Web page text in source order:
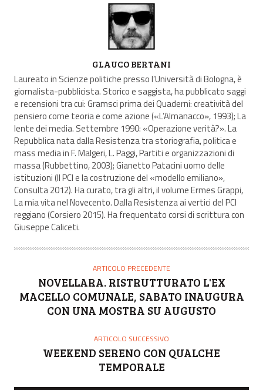
U
T
O
R
E
GLAUCO BERTANI
Laureato in Scienze politiche presso l’Università di Bologna, è
giornalista-pubblicista. Storico e saggista, ha pubblicato saggi
e recensioni tra cui: Gramsci prima dei Quaderni: creatività del
pensiero come teoria e come azione («L’Almanacco», 1993); La
lente dei media. Settembre 1990: «Operazione verità?». La
Repubblica nata dalla Resistenza tra storiografia, politica e
mass media in F. Malgeri, L. Paggi, Partiti e organizzazioni di
massa (Rubbettino, 2003); Gianetto Patacini uomo delle
istituzioni (Il PCI e la costruzione del «modello emiliano»,
Consulta 2012). Ha curato, tra gli altri, il volume Ermes Grappi,
La mia vita nel Novecento. Dalla Resistenza ai vertici del PCI
reggiano (Corsiero 2015). Ha frequentato corsi di scrittura con
Giuseppe Caliceti.
ARTICOLO PRECEDENTE
NOVELLARA. RISTRUTTURATO L'EX
MACELLO COMUNALE, SABATO INAUGURA
CON UNA MOSTRA SU AUGUSTO
ARTICOLO SUCCESSIVO
WEEKEND SERENO CON QUALCHE
TEMPORALE